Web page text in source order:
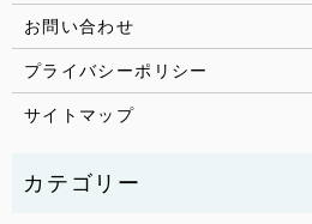
お問い合わせ
プライバシーポリシー
サイトマップ